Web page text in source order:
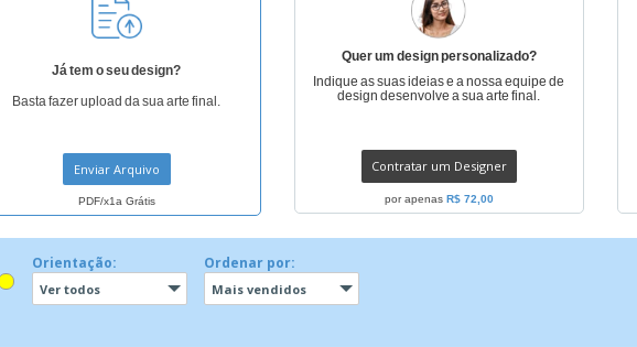
Já tem o seu design?
Basta fazer upload da sua arte final.
Enviar Arquivo
PDF/x1a Grátis
Quer um design personalizado?
Indique as suas ideias e a nossa equipe de
design desenvolve a sua arte final.
Contratar um Designer
por apenas R$ 72,00
Orientação:
Ver todos
Ordenar por:
Mais vendidos